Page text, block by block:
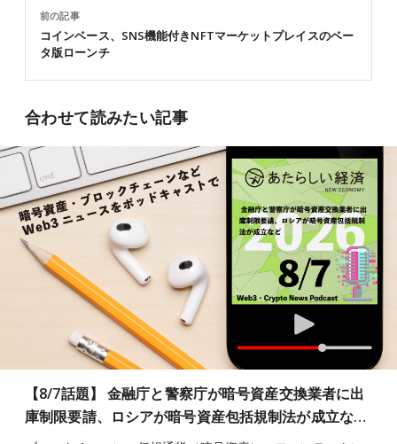
前の記事
コインベース、SNS機能付きNFTマーケットプレイスのベー
タ版ローンチ
合わせて読みたい記事
【8/7話題】 金融庁と警察庁が暗号資産交換業者に出
庫制限要請、ロシアが暗号資産包括規制法が成立な…